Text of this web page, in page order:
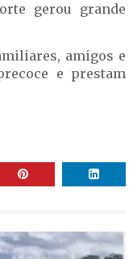
gerou grande
amigos e
e prestam